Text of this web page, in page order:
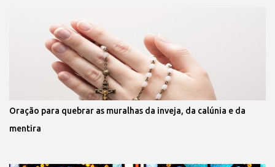
Oração para quebrar as muralhas da inveja, da calúnia e da
mentira